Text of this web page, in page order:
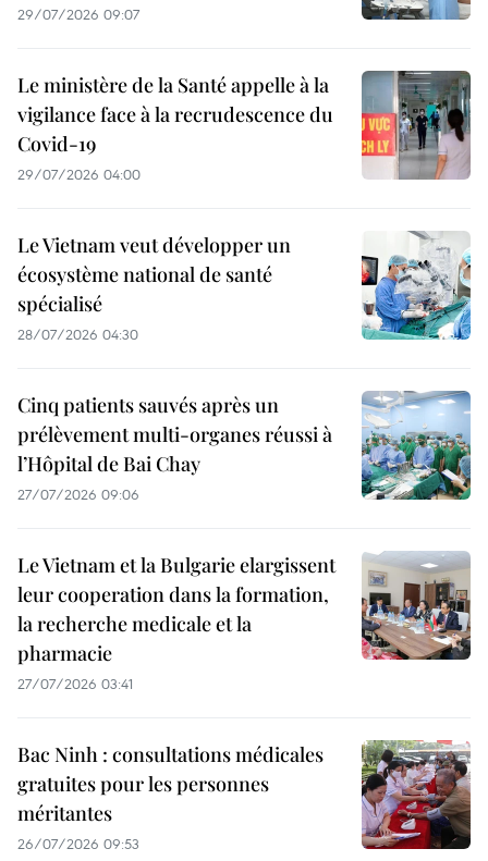
29/07/2026 09:07
Le ministère de la Santé appelle à la
vigilance face à la recrudescence du
Covid-19
29/07/2026 04:00
Le Vietnam veut développer un
écosystème national de santé
spécialisé
28/07/2026 04:30
Cinq patients sauvés après un
prélèvement multi-organes réussi à
l’Hôpital de Bai Chay
27/07/2026 09:06
Le Vietnam et la Bulgarie elargissent
leur cooperation dans la formation,
la recherche medicale et la
pharmacie
27/07/2026 03:41
Bac Ninh : consultations médicales
gratuites pour les personnes
méritantes
26/07/2026 09:53